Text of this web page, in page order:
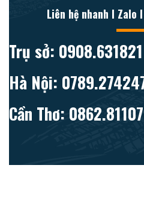
Liên hệ nhanh l Zalo
Trụ sở:
Hà Nội:
Cần Thơ: